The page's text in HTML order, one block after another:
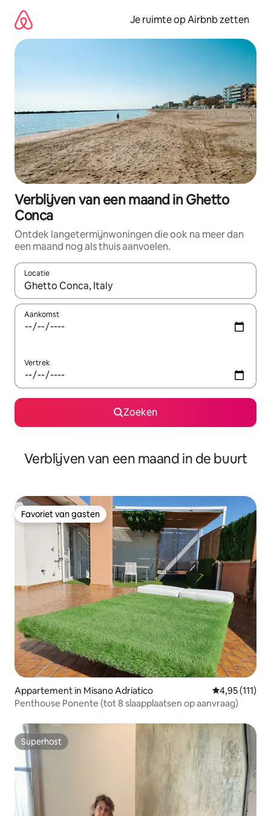
direct
naar
inhoud
Je ruimte op Airbnb zetten
Verblijven van een maand in Ghetto
Conca
Ontdek langetermijnwoningen die ook na meer dan
een maand nog als thuis aanvoelen.
Locatie
Wanneer er suggesties beschikbaar zijn, maak je een keuze
Aankomst
Vertrek
Zoeken
Verblijven van een maand in de buurt
Favoriet van gasten
Favoriet van gasten
Appartement in Misano Adriatico Gemiddelde
4,95 (111)
Penthouse Ponente (tot 8 slaapplaatsen op aanvraag)
Superhost
Superhost